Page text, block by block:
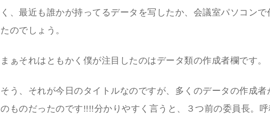
く、最近も誰かが持ってるデータを写したか、会議室パソコンで
たのでしょう。
まぁそれはともかく僕が注目したのはデータ類の作成者欄です。
そう、それが今日のタイトルなのですが、多くのデータの作成者
のものだったのです!!!!分かりやすく言うと、３つ前の委員長。